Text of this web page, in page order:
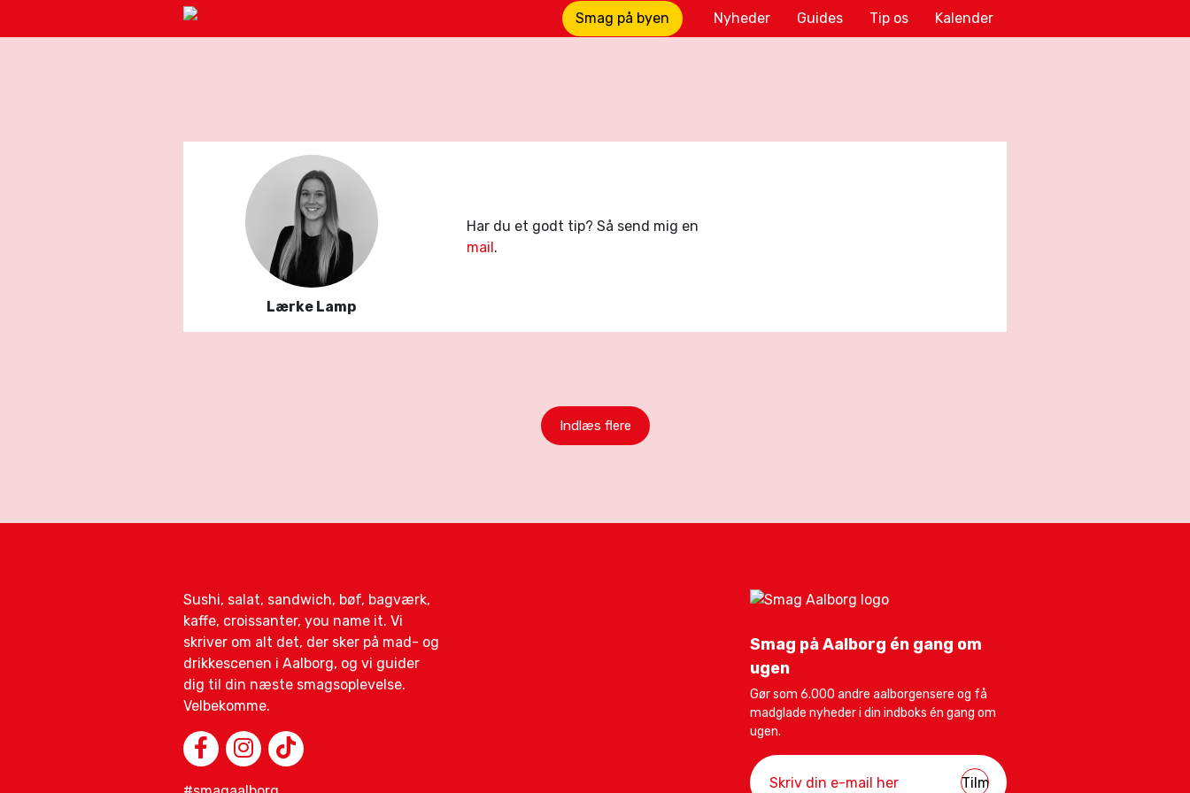
Smag på byen Nyheder Guides Tip os Kalender
Lærke Lamp
Har du et godt tip? Så send mig en
mail.
Indlæs flere
Sushi, salat, sandwich, bøf, bagværk,
kaffe, croissanter, you name it. Vi
skriver om alt det, der sker på mad- og
drikkescenen i Aalborg, og vi guider
dig til din næste smagsoplevelse.
Velbekomme.
Smag på Aalborg én gang om
ugen
Gør som 6.000 andre aalborgensere og få
madglade nyheder i din indboks én gang om
ugen.